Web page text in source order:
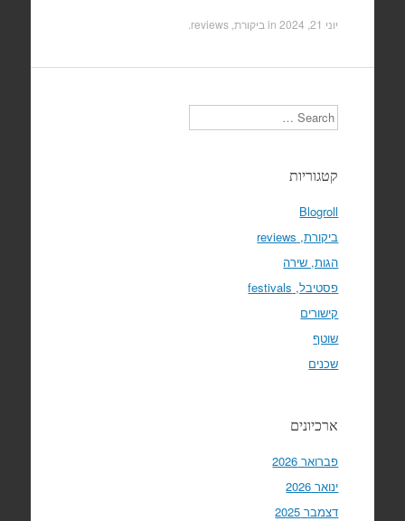
יוני 21, 2024 in ביקורת, reviews
Search
קטגוריות
Blogroll
ביקורת, reviews
הגות, שירה
פסטיבל, festivals
קישורים
שוטף
שכנים
ארכיונים
פברואר 2026
ינואר 2026
דצמבר 2025